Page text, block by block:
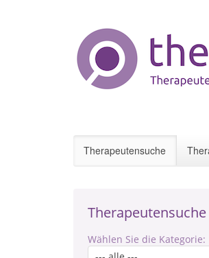
Therapeutensuche
Therapeutensuche
Wählen Sie die Kategorie: